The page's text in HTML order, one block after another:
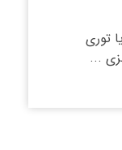
توری
...